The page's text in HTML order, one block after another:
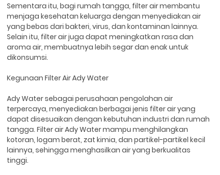
Sementara itu, bagi rumah tangga, filter air membantu
menjaga kesehatan keluarga dengan menyediakan air
yang bebas dari bakteri, virus, dan kontaminan lainnya.
Selain itu, filter air juga dapat meningkatkan rasa dan
aroma air, membuatnya lebih segar dan enak untuk
dikonsumsi.
Kegunaan Filter Air Ady Water
Ady Water sebagai perusahaan pengolahan air
terpercaya, menyediakan berbagai jenis filter air yang
dapat disesuaikan dengan kebutuhan industri dan rumah
tangga. Filter air Ady Water mampu menghilangkan
kotoran, logam berat, zat kimia, dan partikel-partikel kecil
lainnya, sehingga menghasilkan air yang berkualitas
tinggi.